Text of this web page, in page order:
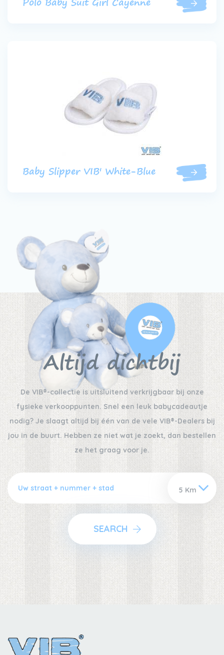
Polo Baby Suit Girl Cayenne
Baby Slipper VIB' White-Blue
Altijd dichtbij
De VIB®-collectie is uitsluitend verkrijgbaar bij onze
fysieke verkooppunten. Snel een leuk babycadeautje
nodig? Je slaagt altijd bij één van de vele VIB®-Dealers bij
jou in de buurt. Hebben ze niet wat je zoekt, dan bestellen
ze het graag voor je.
SEARCH